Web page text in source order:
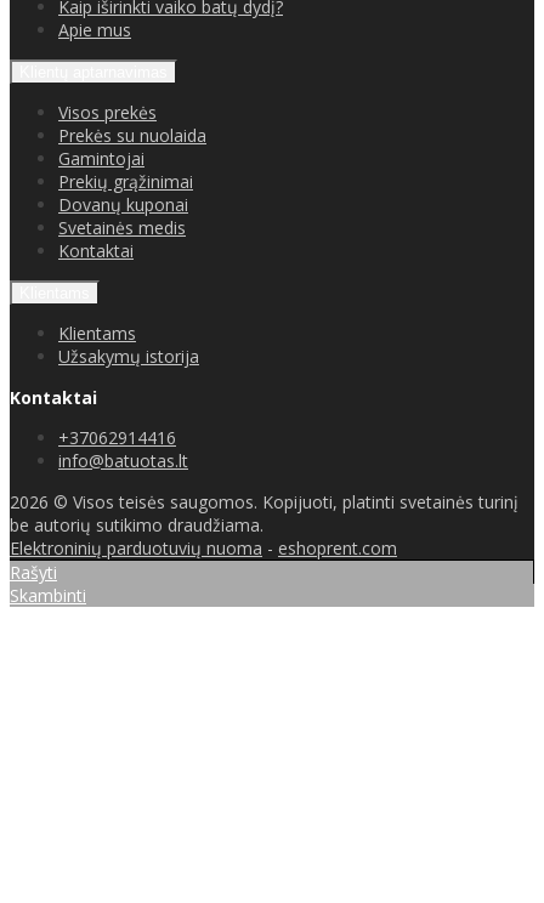
Kaip iširinkti vaiko batų dydį?
Apie mus
Visos prekės
Prekės su nuolaida
Gamintojai
Prekių grąžinimai
Dovanų kuponai
Svetainės medis
Kontaktai
Klientams
Užsakymų istorija
Kontaktai
+37062914416
info@batuotas.lt
2026 © Visos teisės saugomos. Kopijuoti, platinti svetainės turinį
be autorių sutikimo draudžiama.
Elektroninių parduotuvių nuoma - eshoprent.com
Rašyti
Skambinti